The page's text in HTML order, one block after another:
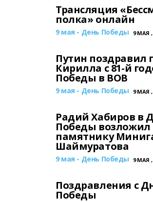
Трансляция
полка» онлайн
9 мая - День Победы 9 МАЯ ,
Путин поздравил
Кирилла с 81-й
Победы в ВОВ
9 мая - День Победы 9 МАЯ ,
Радий Хабиров в
Победы возложил
памятнику
Шаймуратова
9 мая - День Победы 9 МАЯ ,
Поздравления с
Победы